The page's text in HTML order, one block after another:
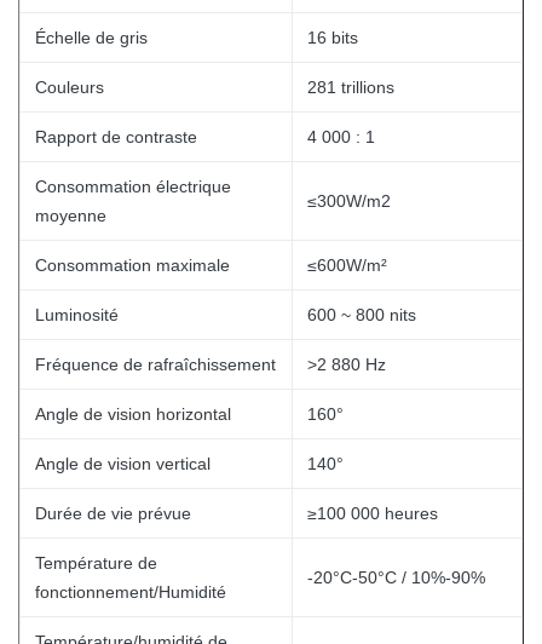
Échelle de gris 16 bits
Couleurs 281 trillions
Rapport de contraste 4 000 : 1
Consommation électrique
moyenne
≤300W/m2
Consommation maximale ≤600W/m²
Luminosité 600 ~ 800 nits
Fréquence de rafraîchissement >2 880 Hz
Angle de vision horizontal 160°
Angle de vision vertical 140°
Durée de vie prévue ≥100 000 heures
Température de
fonctionnement/Humidité
-20°C-50°C / 10%-90%